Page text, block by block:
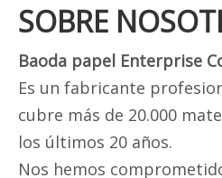
SOBRE
Baoda papel Enterprise
Es un fabricante
cubre más de 20.000
los últimos 20 años.
Nos hemos